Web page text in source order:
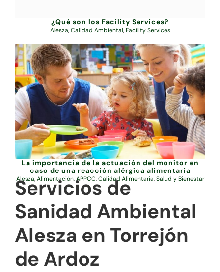
¿Qué son los Facility Services?
Alesza,Calidad Ambiental,Facility Services
La importancia de la actuación del monitor en
caso de una reacción alérgica alimentaria
Alesza,Alimentación,APPCC,Calidad Alimentaria,Salud y Bienestar
Servicios de
Sanidad Ambiental
Alesza en Torrejón
de Ardoz